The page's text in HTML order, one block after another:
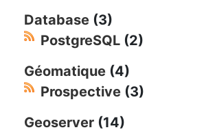
Database (3)
PostgreSQL (2)
Géomatique (4)
Prospective (3)
Geoserver (14)